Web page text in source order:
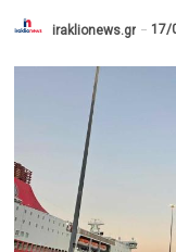
iraklionews.gr 17/